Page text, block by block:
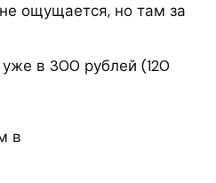
ощущается, но там за
в 300 рублей (120
в